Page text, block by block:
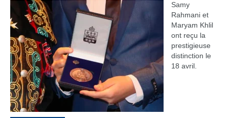
Samy
Rahmani et
Maryam Khlil
ont reçu la
prestigieuse
distinction le
18 avril.